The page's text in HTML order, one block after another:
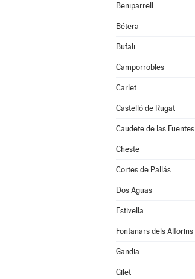
Beniparrell
Bétera
Bufali
Camporrobles
Carlet
Castelló de Rugat
Caudete de las Fuentes
Cheste
Cortes de Pallás
Dos Aguas
Estivella
Fontanars dels Alforins
Gandia
Gilet